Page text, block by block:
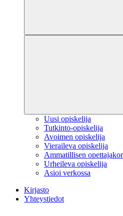
Uusi opiskelija
Tutkinto-opiskelija
Avoimen opiskelija
Vieraileva opiskelija
Ammatillisen
Urheileva opiskelija
Asioi verkossa
Kirjasto
Yhteystiedot